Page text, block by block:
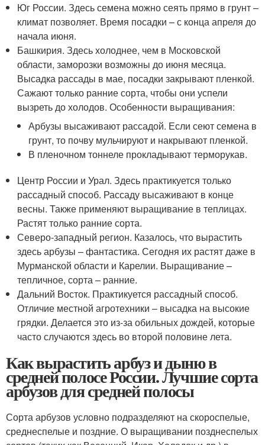
Юг России. Здесь семена можно сеять прямо в грунт –
климат позволяет. Время посадки – с конца апреля до
начала июня.
Башкирия. Здесь холоднее, чем в Московской
области, заморозки возможны до июня месяца.
Высадка рассады в мае, посадки закрывают пленкой.
Сажают только ранние сорта, чтобы они успели
вызреть до холодов. Особенности выращивания:
Арбузы высаживают рассадой. Если сеют семена в
грунт, то почву мульчируют и накрывают пленкой.
В пленочном тоннеле прокладывают терморукав.
Центр России и Урал. Здесь практикуется только
рассадный способ. Рассаду высаживают в конце
весны. Также применяют выращивание в теплицах.
Растят только ранние сорта.
Северо-западный регион. Казалось, что вырастить
здесь арбузы – фантастика. Сегодня их растят даже в
Мурманской области и Карелии. Выращивание –
тепличное, сорта – ранние.
Дальний Восток. Практикуется рассадный способ.
Отличие местной агротехники – высадка на высокие
грядки. Делается это из-за обильных дождей, которые
часто случаются здесь во второй половине лета.
Как вырастить арбуз и дыню в
средней полосе России. Лучшие сорта
арбузов для средней полосы
Сорта арбузов условно подразделяют на скороспелые,
среднеспелые и поздние. О выращивании позднеспелых